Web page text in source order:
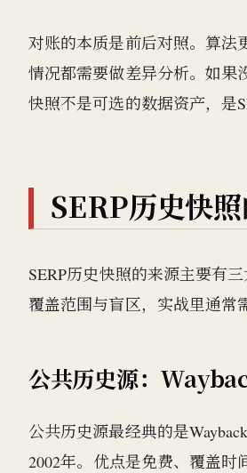
对账的本质是前后对照。算法
情况都需要做差异分析。如果
快照不是可选的数据资产，是
SERP历史快
SERP历史快照的来源主要有
覆盖范围与盲区，实战里通常
公共历史源：
公共历史源最经典的是
2002年。优点是免费、覆盖